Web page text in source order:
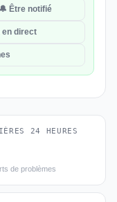
🔔 Être notifié
en direct
24 HEURES
de problèmes